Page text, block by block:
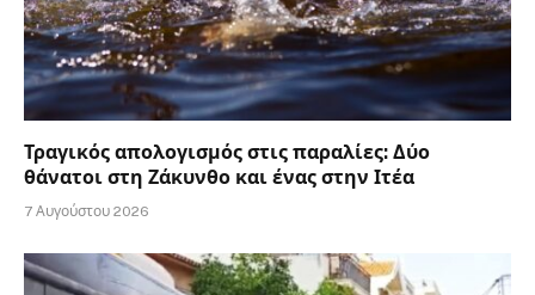
Τραγικός απολογισμός στις παραλίες: Δύο
θάνατοι στη Ζάκυνθο και ένας στην Ιτέα
7 Αυγούστου 2026